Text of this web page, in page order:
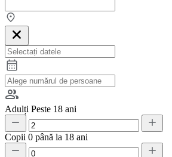
Adulți Peste 18 ani
Copii 0 până la 18 ani